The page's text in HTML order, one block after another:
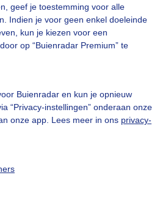
geef je toestemming voor alle
Indien je voor geen enkel doeleinde
kun je kiezen voor een
op “Buienradar Premium” te
Buienradar en kun je opnieuw
“Privacy-instellingen” onderaan onze
onze app. Lees meer in ons privacy-